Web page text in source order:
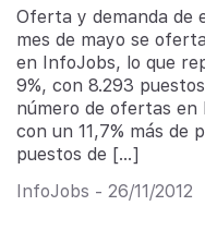
Oferta y demanda de
mes de mayo se
en InfoJobs, lo que
9%, con 8.293
número de ofertas en
con un 11,7% más de
puestos de […]
InfoJobs - 26/11/2012